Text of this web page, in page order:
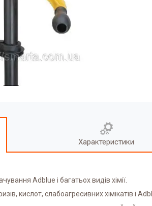
Характеристики
Adblue і багатьох видів хімії.
кислот, слабоагресивних хімікатів і